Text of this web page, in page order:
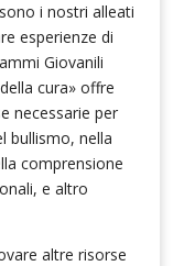
i nostri alleati
esperienze di
Giovanili
cura» offre
necessarie per
bullismo, nella
comprensione
, e altro
altre risorse